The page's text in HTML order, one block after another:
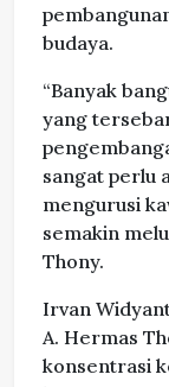
budaya.
“Banyak
yang
sangat perlu
mengurusi
semakin
Thony.
Irvan
A. Hermas
konsentrasi